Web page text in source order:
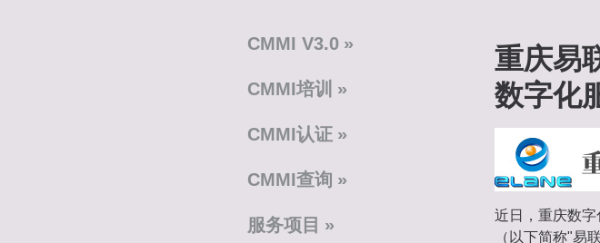
CMMI V3.0
CMMI培训
CMMI认证
CMMI查询
服务项目
重庆易
数字化
近日，重庆数
（以下简称"易